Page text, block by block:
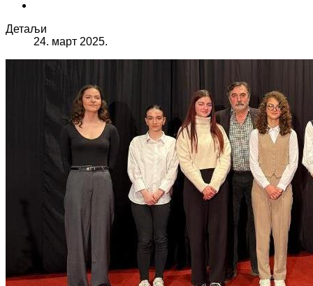
Детаљи
24. март 2025.